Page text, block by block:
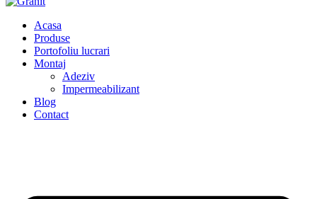
Acasa
Produse
Portofoliu lucrari
Montaj
Adeziv
Impermeabilizant
Blog
Contact